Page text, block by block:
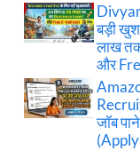
बड़ी
लाख
और
जॉब